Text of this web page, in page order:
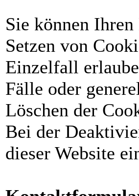
Sie können
Setzen von
Einzelfall
Fälle oder
Löschen der
Bei der
dieser Website